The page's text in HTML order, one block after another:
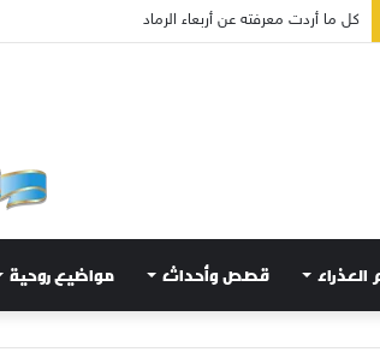
كل ما أردت معرفته عن أربعاء الرماد
العذراء قصص وأحداث مواضيع روحية